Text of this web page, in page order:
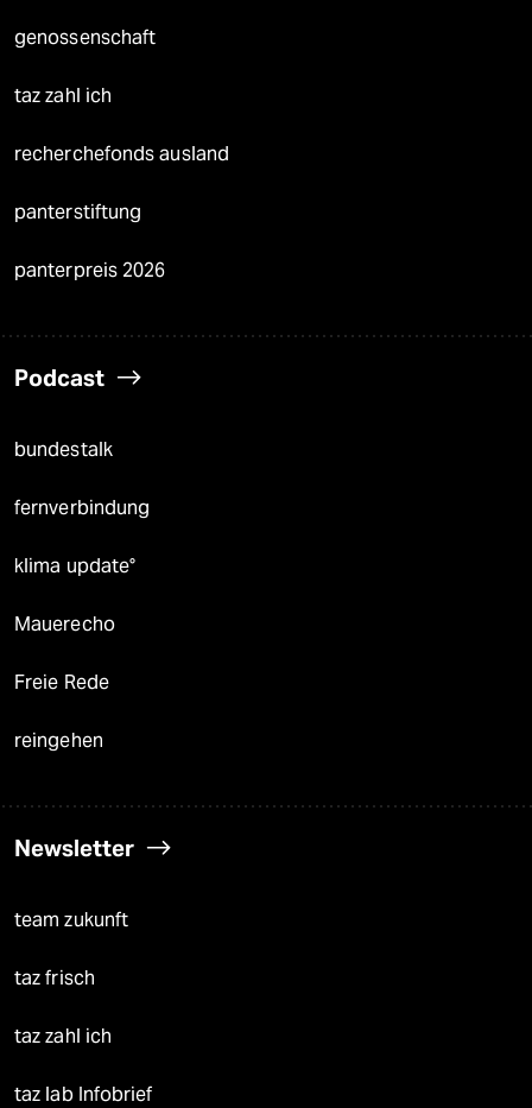
genossenschaft
taz zahl ich
recherchefonds ausland
panterstiftung
panterpreis 2026
Podcast
bundestalk
fernverbindung
klima update°
Mauerecho
Freie Rede
reingehen
Newsletter
team zukunft
taz frisch
taz zahl ich
taz lab Infobrief